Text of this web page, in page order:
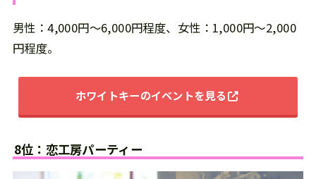
男性：4,000円～6,000円程度、女性：1,000円～2,000
円程度。
ホワイトキーのイベントを見る
8位：恋工房パーティー